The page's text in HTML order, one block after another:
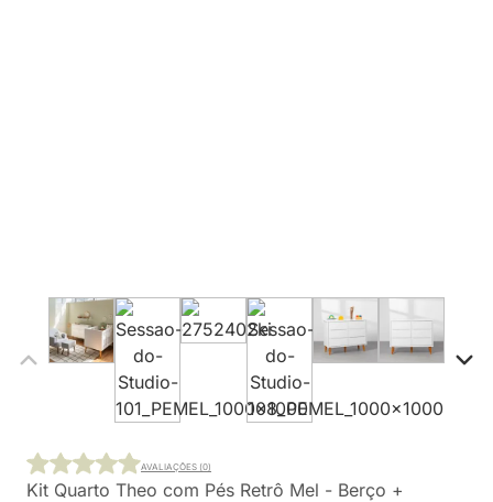
Kit Quarto Theo com Pés Retrô Mel - Berço +
AVALIAÇÕES (0)